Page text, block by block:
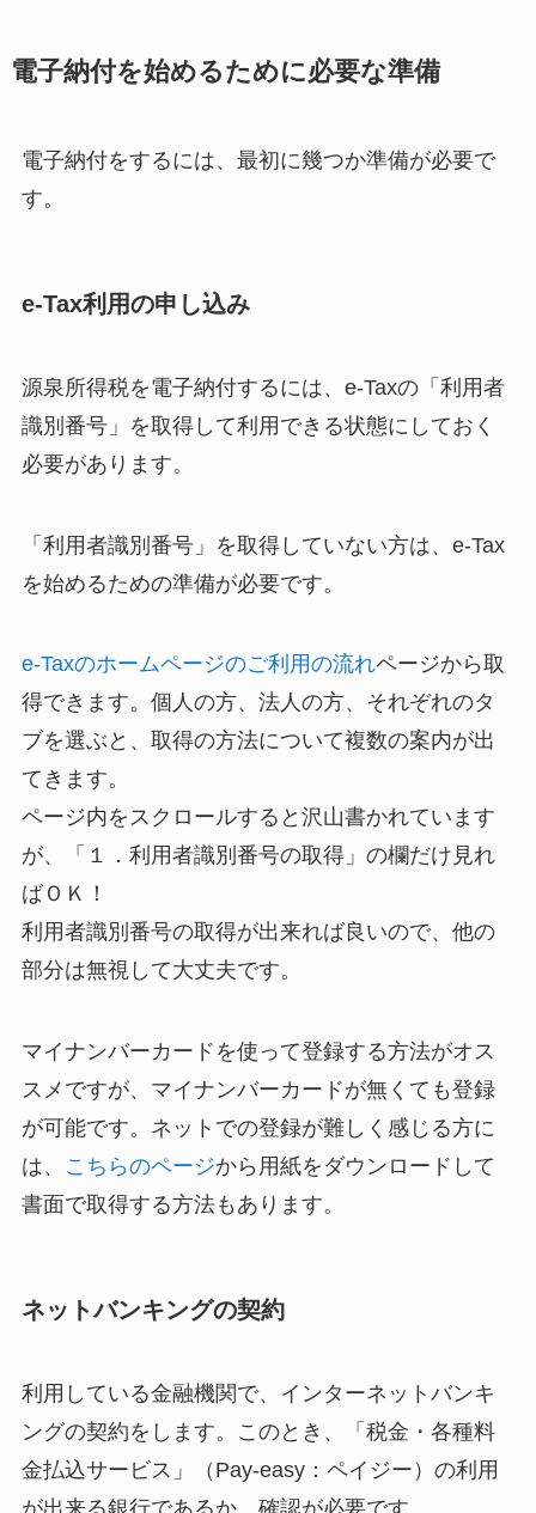
電子納付を始めるために必要な準備
電子納付をするには、最初に幾つか準備が必要で
す。
e-Tax利用の申し込み
源泉所得税を電子納付するには、e-Taxの「利用者
識別番号」を取得して利用できる状態にしておく
必要があります。
「利用者識別番号」を取得していない方は、e-Tax
を始めるための準備が必要です。
e-Taxのホームページのご利用の流れページから取
得できます。個人の方、法人の方、それぞれのタ
ブを選ぶと、取得の方法について複数の案内が出
てきます。
ページ内をスクロールすると沢山書かれています
が、「１．利用者識別番号の取得」の欄だけ見れ
ばＯＫ！
利用者識別番号の取得が出来れば良いので、他の
部分は無視して大丈夫です。
マイナンバーカードを使って登録する方法がオス
スメですが、マイナンバーカードが無くても登録
が可能です。ネットでの登録が難しく感じる方に
は、
こちらのページから用紙をダウンロードして
書面で取得する方法もあります。
ネットバンキングの契約
利用している金融機関で、インターネットバンキ
ングの契約をします。このとき、「税金・各種料
金払込サービス」（Pay-easy：ペイジー）の利用
が出来る銀行であるか、確認が必要です。